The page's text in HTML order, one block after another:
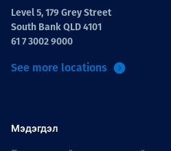
Level 5, 179 Grey Street
South Bank QLD 4101
61 7 3002 9000
See more locations
Мэдэгдэл